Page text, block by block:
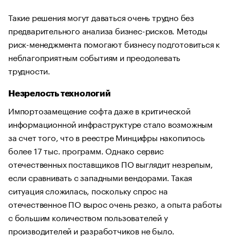
Такие решения могут даваться очень трудно без
предварительного анализа бизнес-рисков. Методы
риск-менеджмента помогают бизнесу подготовиться к
неблагоприятным событиям и преодолевать
трудности.
Незрелость технологий
Импортозамещение софта даже в критической
информационной инфраструктуре стало возможным
за счет того, что в реестре Минцифры накопилось
более 17 тыс. программ. Однако сервис
отечественных поставщиков ПО выглядит незрелым,
если сравнивать с западными вендорами. Такая
ситуация сложилась, поскольку спрос на
отечественное ПО вырос очень резко, а опыта работы
с большим количеством пользователей у
производителей и разработчиков не было.